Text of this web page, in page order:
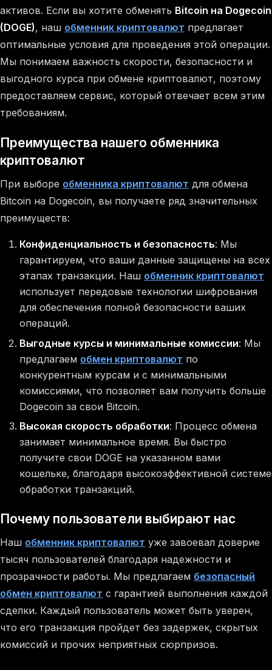
активов. Если вы хотите обменять Bitcoin на Dogecoin
(DOGE), наш обменник криптовалют предлагает
оптимальные условия для проведения этой операции.
Мы понимаем важность скорости, безопасности и
выгодного курса при обмене криптовалют, поэтому
предоставляем сервис, который отвечает всем этим
требованиям.
Преимущества нашего обменника
криптовалют
При выборе обменника криптовалют для обмена
Bitcoin на Dogecoin, вы получаете ряд значительных
преимуществ:
Конфиденциальность и безопасность: Мы
гарантируем, что ваши данные защищены на всех
этапах транзакции. Наш обменник криптовалют
использует передовые технологии шифрования
для обеспечения полной безопасности ваших
операций.
Выгодные курсы и минимальные комиссии: Мы
предлагаем обмен криптовалют по
конкурентным курсам и с минимальными
комиссиями, что позволяет вам получить больше
Dogecoin за свои Bitcoin.
Высокая скорость обработки: Процесс обмена
занимает минимальное время. Вы быстро
получите свои DOGE на указанном вами
кошельке, благодаря высокоэффективной системе
обработки транзакций.
Почему пользователи выбирают нас
Наш обменник криптовалют уже завоевал доверие
тысяч пользователей благодаря надежности и
прозрачности работы. Мы предлагаем безопасный
обмен криптовалют с гарантией выполнения каждой
сделки. Каждый пользователь может быть уверен,
что его транзакция пройдет без задержек, скрытых
комиссий и прочих неприятных сюрпризов.